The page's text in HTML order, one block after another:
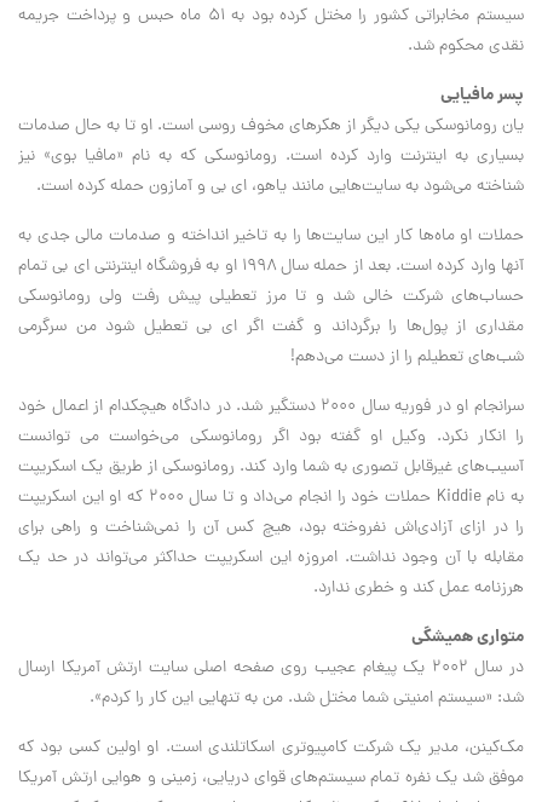
سیستم مخابراتی کشور را مختل کرده بود به ۵۱ ماه حبس و پرداخت جریمه
نقدی محکوم شد.
پسر مافیایی
یان رومانوسکی یکی دیگر از هکرهای مخوف روسی است. او تا به حال صدمات
بسیاری به اینترنت وارد کرده است. رومانوسکی که به نام «مافیا بوی» نیز
شناخته می‌شود به سایت‌هایی مانند یاهو، ای بی و آمازون حمله کرده است.
حملات او ماه‌ها کار این سایت‌ها را به تاخیر انداخته و صدمات مالی جدی به
آنها وارد کرده است. بعد از حمله سال ۱۹۹۸ او به فروشگاه اینترنتی ای بی تمام
حساب‌های شرکت خالی شد و تا مرز تعطیلی پیش رفت ولی رومانوسکی
مقداری از پول‌ها را برگرداند و گفت اگر ای بی تعطیل شود من سرگرمی
شب‌های تعطیلم را از دست می‌دهم!
سرانجام او در فوریه سال ۲۰۰۰ دستگیر شد. در دادگاه هیچکدام از اعمال خود
را انکار نکرد. وکیل او گفته بود اگر رومانوسکی می‌خواست می توانست
آسیب‌های غیرقابل تصوری به شما وارد کند. رومانوسکی از طریق یک اسکریپت
به نام Kiddie حملات خود را انجام می‌داد و تا سال ۲۰۰۰ که او این اسکریپت
را در ازای آزادی‌اش نفروخته بود، هیچ کس آن را نمی‌شناخت و راهی برای
مقابله با آن وجود نداشت. امروزه این اسکریپت حداکثر می‌تواند در حد یک
هرزنامه عمل کند و خطری ندارد.
متواری همیشگی
در سال ۲۰۰۲ یک پیغام عجیب روی صفحه اصلی سایت ارتش آمریکا ارسال
شد:‌ «سیستم امنیتی شما مختل شد. من به تنهایی این کار را کردم».
مک‌کینن، مدیر یک شرکت کامپیوتری اسکاتلندی است. او اولین کسی بود که
موفق شد یک نفره تمام سیستم‌های قوای دریایی، زمینی و هوایی ارتش آمریکا